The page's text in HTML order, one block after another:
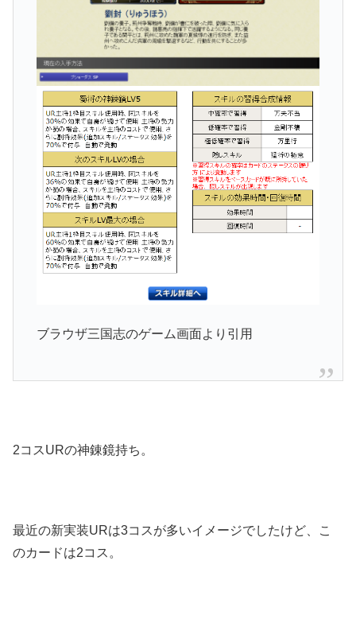
ブラウザ三国志のゲーム画面より引用
2コスURの神錬鏡持ち。
最近の新実装URは3コスが多いイメージでしたけど、こ
のカードは2コス。